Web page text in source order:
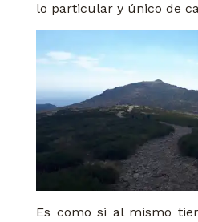
lo particular y único de
Es como si al mismo